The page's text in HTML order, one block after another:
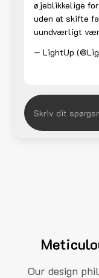
øjeblikkelige
uden at skifte
uundværligt
— LightUp
Our design